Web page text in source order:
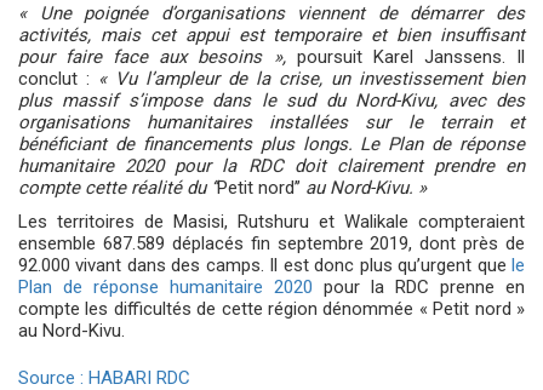
« Une poignée d’organisations viennent de démarrer des
activités, mais cet appui est temporaire et bien insuffisant
pour faire face aux besoins »,poursuit Karel Janssens. Il
conclut : « Vu l’ampleur de la crise, un investissement bien
plus massif s’impose dans le sud du Nord-Kivu, avec des
organisations humanitaires installées sur le terrain et
bénéficiant de financements plus longs. Le Plan de réponse
humanitaire 2020 pour la RDC doit clairement prendre en
compte cette réalité du ‘’Petit nord’’ au Nord-Kivu. »
Les territoires de Masisi, Rutshuru et Walikale compteraient
ensemble 687.589 déplacés fin septembre 2019, dont près de
92.000 vivant dans des camps. Il est donc plus qu’urgent que le
Plan de réponse humanitaire 2020 pour la RDC prenne en
compte les difficultés de cette région dénommée « Petit nord »
au Nord-Kivu.
Source : HABARI RDC